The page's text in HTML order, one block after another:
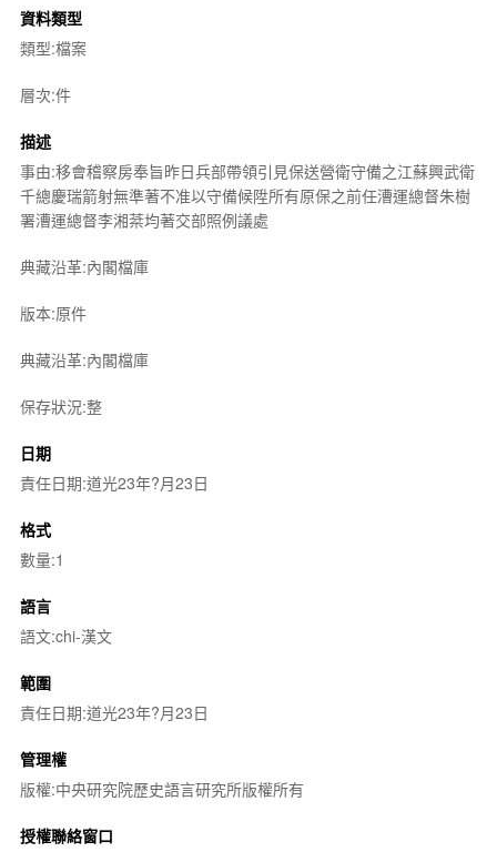
資料類型
類型:檔案
層次:件
描述
事由:移會稽察房奉旨昨日兵部帶領引見保送營衛守備之江蘇興武衛
千總慶瑞箭射無準著不准以守備候陞所有原保之前任漕運總督朱樹
署漕運總督李湘棻均著交部照例議處
典藏沿革:內閣檔庫
版本:原件
典藏沿革:內閣檔庫
保存狀況:整
日期
責任日期:道光23年?月23日
格式
數量:1
語言
語文:chi-漢文
範圍
責任日期:道光23年?月23日
管理權
版權:中央研究院歷史語言研究所版權所有
授權聯絡窗口